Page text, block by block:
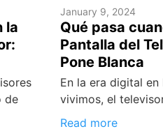
la
de
January 9, 2024
Qué pasa
Pantalla del
Pone Blanca
En la era digital en
vivimos, el
Read more